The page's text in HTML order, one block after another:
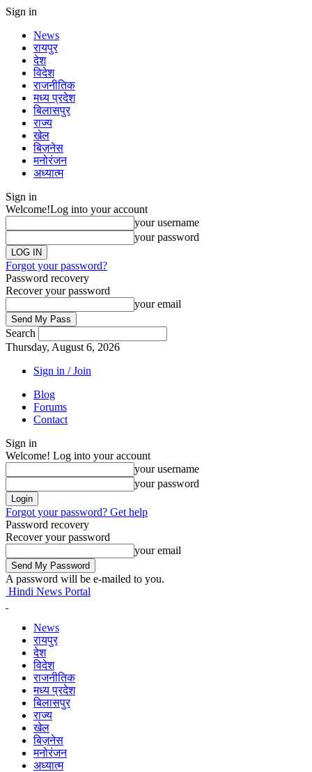
Sign in
News
रायपुर
देश
विदेश
राजनीतिक
मध्य प्रदेश
बिलासपुर
राज्य
खेल
बिज़नेस
मनोरंजन
अध्यात्म
Sign in
Welcome!Log into your account
your username
your password
Forgot your password?
Password recovery
Recover your password
your email
Search
Thursday, August 6, 2026
Sign in / Join
Blog
Forums
Contact
Sign in
Welcome! Log into your account
your username
your password
Forgot your password? Get help
Password recovery
Recover your password
your email
A password will be e-mailed to you.
Hindi News Portal
News
रायपुर
देश
विदेश
राजनीतिक
मध्य प्रदेश
बिलासपुर
राज्य
खेल
बिज़नेस
मनोरंजन
अध्यात्म